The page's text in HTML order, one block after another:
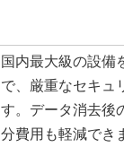
国内最大級の設備
で、厳重なセキュ
す。データ消去後
分費用も軽減でき